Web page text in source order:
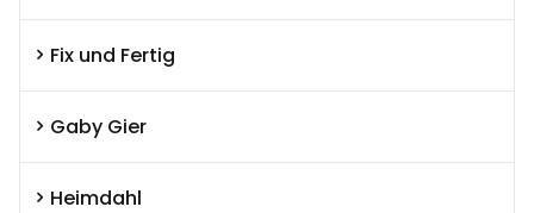
Fix und Fertig
Gaby Gier
Heimdahl